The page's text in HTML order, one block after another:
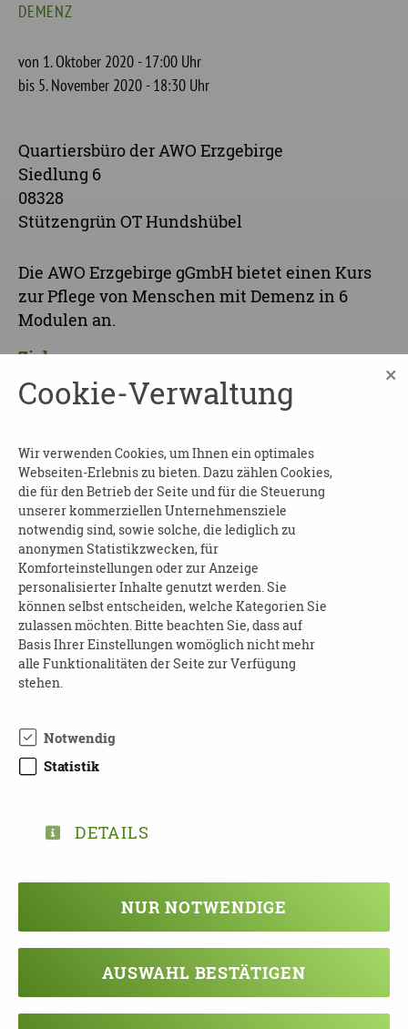
DEMENZ
von 1. Oktober 2020 - 17:00 Uhr
bis 5. November 2020 - 18:30 Uhr
Quartiersbüro der AWO Erzgebirge
Siedlung 6
08328
Stützengrün OT Hundshübel
Die AWO Erzgebirge gGmbH bietet einen Kurs
zur Pflege von Menschen mit Demenz in 6
Modulen an.
Ziele:
Pflege, Versorgung und Umgang mit
Menschen mit Demenz und weiteren
Frei wählbare Module:
Pflege bei Inkontinenz
Abschied und Trauer
Ernährung und Flüssigkeitsversorgung
Alltagsgestaltung, soziale Betreuung,
Biografiearbeit, Kommunikation
Entlastungangebote
die Welt/Sichtweise des an Demenz
weitere Inhalte nach Bedürfnissen der TN
Bei Interesse oder Fragen wenden Sie sich an
ZURÜCK ZUR ÜBERSICHT
Cookie-Verwaltung ×
Wir verwenden Cookies, um Ihnen ein optimales
Webseiten-Erlebnis zu bieten. Dazu zählen Cookies,
die für den Betrieb der Seite und für die Steuerung
unserer kommerziellen Unternehmensziele
notwendig sind, sowie solche, die lediglich zu
anonymen Statistikzwecken, für
Komforteinstellungen oder zur Anzeige
personalisierter Inhalte genutzt werden. Sie
können selbst entscheiden, welche Kategorien Sie
zulassen möchten. Bitte beachten Sie, dass auf
Basis Ihrer Einstellungen womöglich nicht mehr
alle Funktionalitäten der Seite zur Verfügung
stehen.
Notwendig
Statistik
DETAILS
NUR NOTWENDIGE
AUSWAHL BESTÄTIGEN